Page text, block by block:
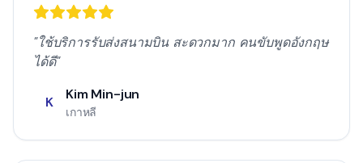
"ใช้บริการรับส่งสนามบิน สะดวกมาก คนขับพูดอังกฤษ
ได้ดี"
K Kim Min-jun
เกาหลี